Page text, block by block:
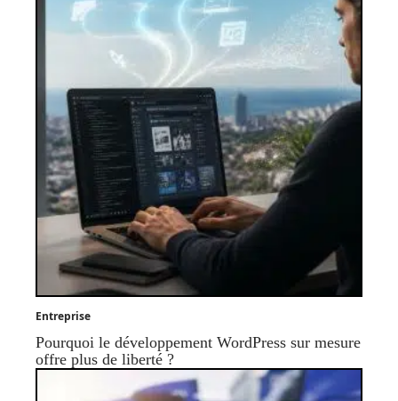
Entreprise
Pourquoi le développement WordPress sur mesure
offre plus de liberté ?